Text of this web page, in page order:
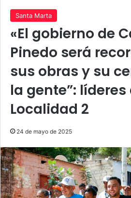
Santa Marta
«El gobierno de
Pinedo será
sus obras y su
la gente”: líderes
Localidad 2
24 de mayo de 2025